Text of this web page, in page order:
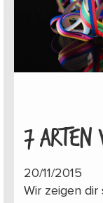
7 ARTEN
20/11/2015
Wir zeigen